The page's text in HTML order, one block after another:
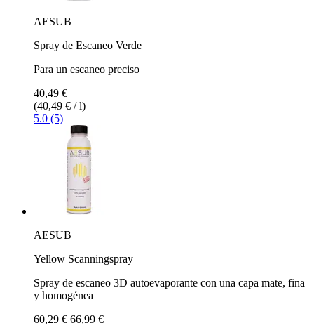
AESUB
Spray de Escaneo Verde
Para un escaneo preciso
40,49 €
(40,49 € / l)
5.0 (5)
AESUB
Yellow Scanningspray
Spray de escaneo 3D autoevaporante con una capa mate, fina
y homogénea
60,29 € 66,99 €